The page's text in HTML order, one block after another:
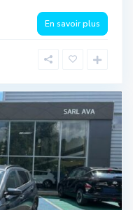
En savoir plus